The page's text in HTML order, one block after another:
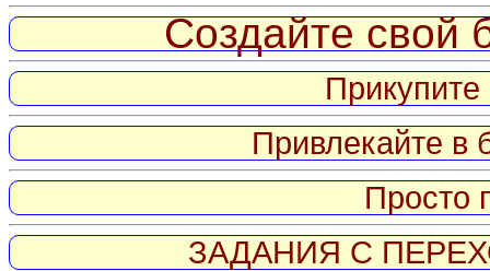
Создайте свой
Привлекайте в
Просто
ЗАДАНИЯ С